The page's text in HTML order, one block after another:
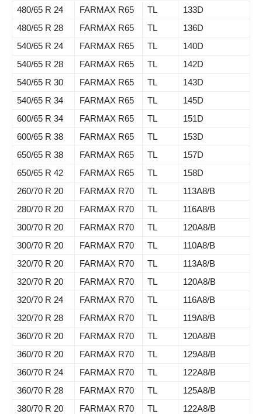
480/65 R 24 FARMAX R65 TL
133D
480/65 R 28
FARMAX R65 TL
136D
540/65 R 24
FARMAX R65 TL
140D
540/65 R 28
FARMAX R65 TL
142D
540/65 R 30
FARMAX R65 TL
143D
540/65 R 34
FARMAX R65 TL
145D
600/65 R 34
FARMAX R65 TL
151D
600/65 R 38
FARMAX R65 TL
153D
650/65 R 38
FARMAX R65 TL
157D
650/65 R 42
FARMAX R65 TL
158D
260/70 R 20
FARMAX R70 TL
113A8/B
280/70 R 20
FARMAX R70 TL
116A8/B
300/70 R 20
FARMAX R70 TL
120A8/B
300/70 R 20
FARMAX R70 TL
110A8/B
320/70 R 20
FARMAX R70 TL
113A8/B
320/70 R 20
FARMAX R70 TL
120A8/B
320/70 R 24
FARMAX R70 TL
116A8/B
320/70 R 28
FARMAX R70 TL
119A8/B
360/70 R 20
FARMAX R70 TL
120A8/B
360/70 R 20
FARMAX R70 TL
129A8/B
360/70 R 24
FARMAX R70 TL
122A8/B
360/70 R 28
FARMAX R70 TL
125A8/B
380/70 R 20
FARMAX R70 TL
122A8/B